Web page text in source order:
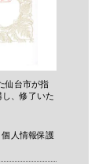
仙台市が指
、修了いた
人情報保護